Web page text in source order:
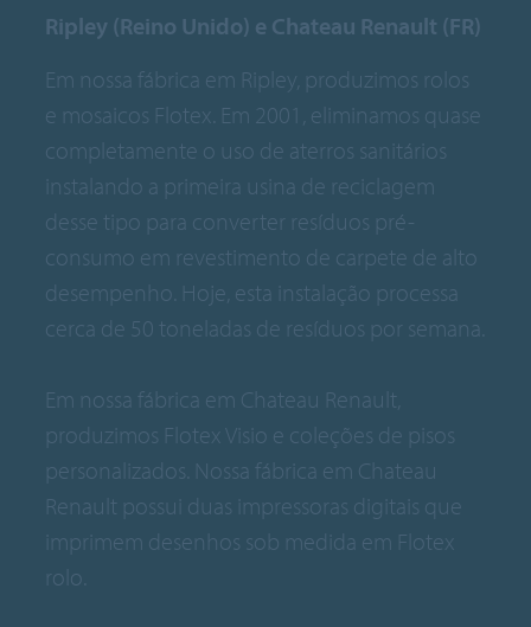
Ripley (Reino Unido) e Chateau Renault (FR)
Em nossa fábrica em Ripley, produzimos rolos
e mosaicos Flotex. Em 2001, eliminamos quase
completamente o uso de aterros sanitários
instalando a primeira usina de reciclagem
desse tipo para converter resíduos pré-
consumo em revestimento de carpete de alto
desempenho. Hoje, esta instalação processa
cerca de 50 toneladas de resíduos por semana.
Em nossa fábrica em Chateau Renault,
produzimos Flotex Visio e coleções de pisos
personalizados. Nossa fábrica em Chateau
Renault possui duas impressoras digitais que
imprimem desenhos sob medida em Flotex
rolo.